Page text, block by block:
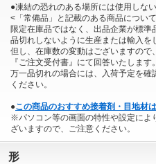
●凍結の恐れのある場所には使用しない
<「常備品」と記載のある商品につい
限定在庫品ではなく、出品企業が標準
品切れしないように生産または輸入を
但し、在庫数の変動はございますので
『ご注文受付書』にて回答いたします。
万一品切れの場合には、入荷予定を
ください。
●この商品のおすすめ接着剤・目地材
※パソコン等の画面の特性や設定によ
ざいますので、ご注意ください。
形